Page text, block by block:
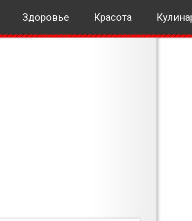
Здоровье Красота